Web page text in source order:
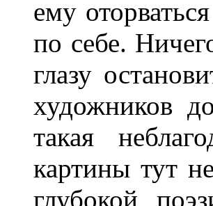
ему
по себе.
глазу
художников
такая
картины тут
глубокой